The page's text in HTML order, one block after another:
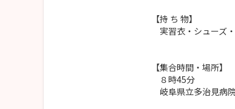
【持 ち 物】
実習衣・シューズ
【集合時間・場所】
８時45分
岐阜県立多治見病